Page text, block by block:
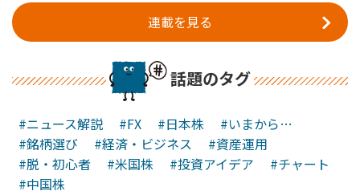
連載を見る
話題のタグ
#ニュース解説 #FX #日本株
#いまから…
#銘柄選び
#経済・ビジネス
#資産運用
#脱・初心者
#米国株 #投資アイデア
#チャート
#中国株